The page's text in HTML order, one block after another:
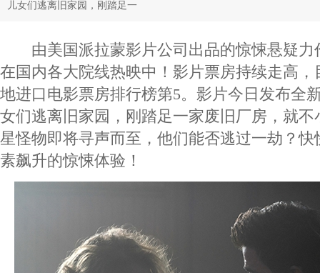
儿女们逃离旧家园，刚踏足一
由美国派拉蒙影片公司出品的惊悚悬疑力
在国内各大院线热映中！影片票房持续走高，
地进口电影票房排行榜第5。影片今日发布全
女们逃离旧家园，刚踏足一家废旧厂房，就
星怪物即将寻声而至，他们能否逃过一劫？
素飙升的惊悚体验！